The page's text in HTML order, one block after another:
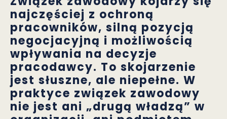
najczęściej z ochroną
pracowników, silną pozycją
negocjacyjną i możliwością
wpływania na decyzje
pracodawcy. To skojarzenie
jest słuszne, ale niepełne. W
praktyce związek zawodowy
nie jest ani „drugą władzą” w